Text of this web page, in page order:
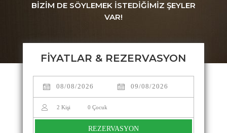
BİZİM DE SÖYLEMEK İSTEDİĞİMİZ ŞEYLER
VAR!
FİYATLAR & REZERVASYON
2 Kişi 0 Çocuk
REZERVASYON